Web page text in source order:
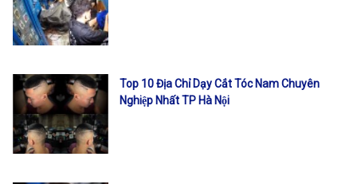
Top 10 Địa Chỉ Dạy Cắt Tóc Nam Chuyên
Nghiệp Nhất TP Hà Nội